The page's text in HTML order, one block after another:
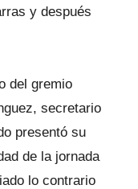
y después
del gremio
secretario
presentó su
de la jornada
lo contrario